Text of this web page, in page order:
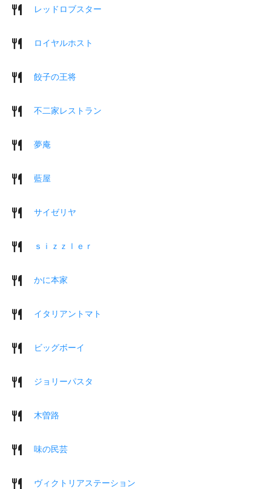
レッドロブスター
ロイヤルホスト
餃子の王将
不二家レストラン
夢庵
藍屋
サイゼリヤ
ｓｉｚｚｌｅｒ
かに本家
イタリアントマト
ビッグボーイ
ジョリーパスタ
木曽路
味の民芸
ヴィクトリアステーション